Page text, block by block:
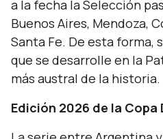
a la fecha la Selección
Buenos Aires, Mendoza,
Santa Fe. De esta forma,
que se desarrolle en la
más austral de la historia.
Edición 2026 de la Copa